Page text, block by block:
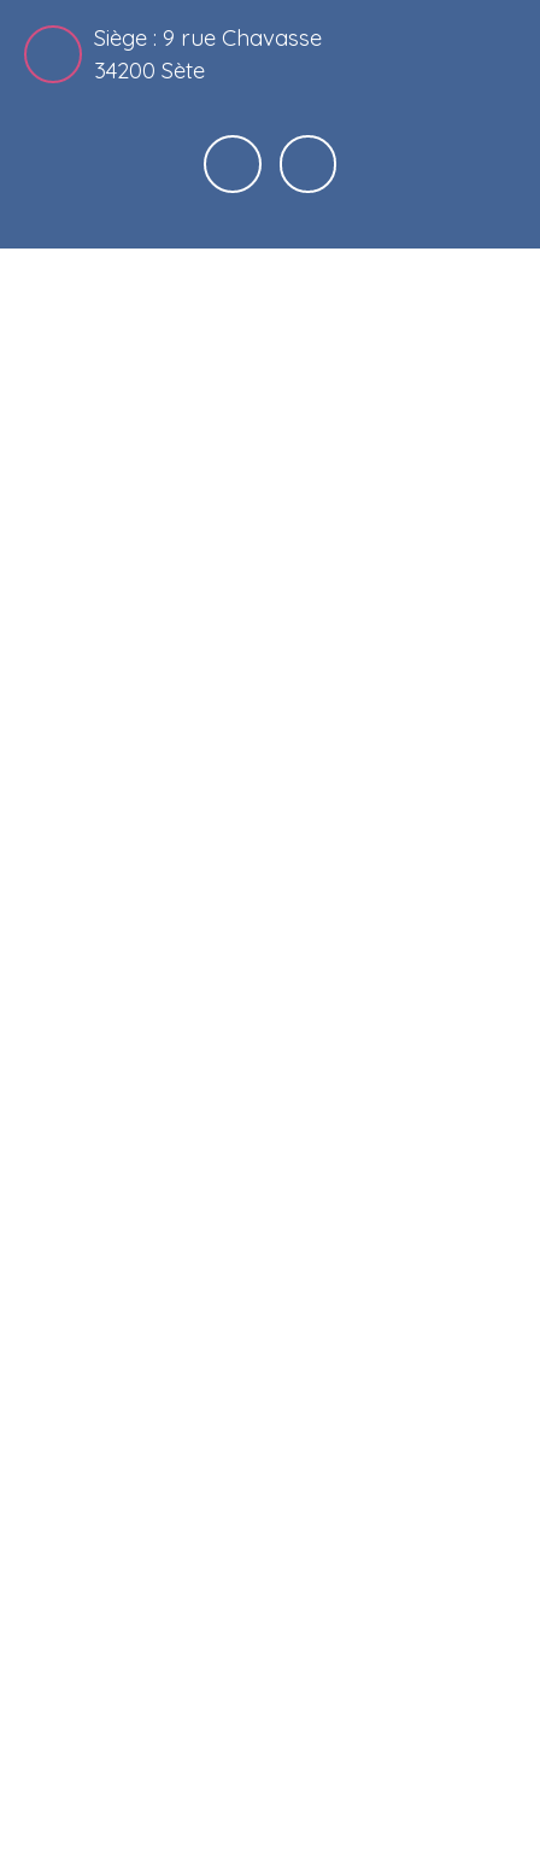
Siège : 9 rue Chavasse
34200 Sète